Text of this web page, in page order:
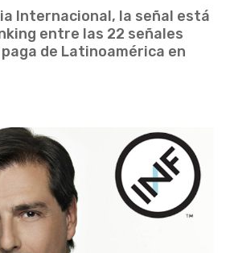
Internacional, la señal está
entre las 22 señales
de Latinoamérica en